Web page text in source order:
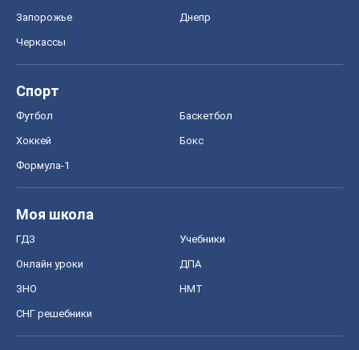
Запорожье Днепр
Черкассы
Спорт
Футбол Баскетбол
Хоккей Бокс
Формула-1
Моя школа
ГДЗ Учебники
Онлайн уроки ДПА
ЗНО НМТ
СНГ решебники